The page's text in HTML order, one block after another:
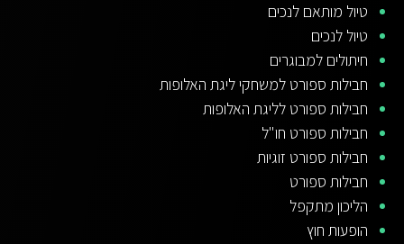
טיול מותאם לנכים
טיול לנכים
חיתולים למבוגרים
חבילות ספורט למשחקי ליגת האלופות
חבילות ספורט לליגת האלופות
חבילות ספורט חו"ל
חבילות ספורט זוגיות
חבילות ספורט
הליכון מתקפל
הופעות חוץ